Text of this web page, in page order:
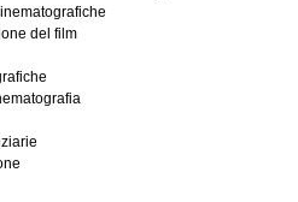
del film